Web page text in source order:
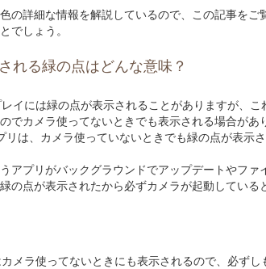
の詳細な情報を解説しているので、この記事を
でしょう。
れる緑の点はどんな意味？
イには緑の点が表示されることがありますが、
でカメラ使ってないときでも表示される場合が
リは、カメラ使っていないときでも緑の点が表示さ
アプリがバックグラウンドでアップデートやフ
の点が表示されたから必ずカメラが起動している
メラ使ってないときにも表示されるので、必ず